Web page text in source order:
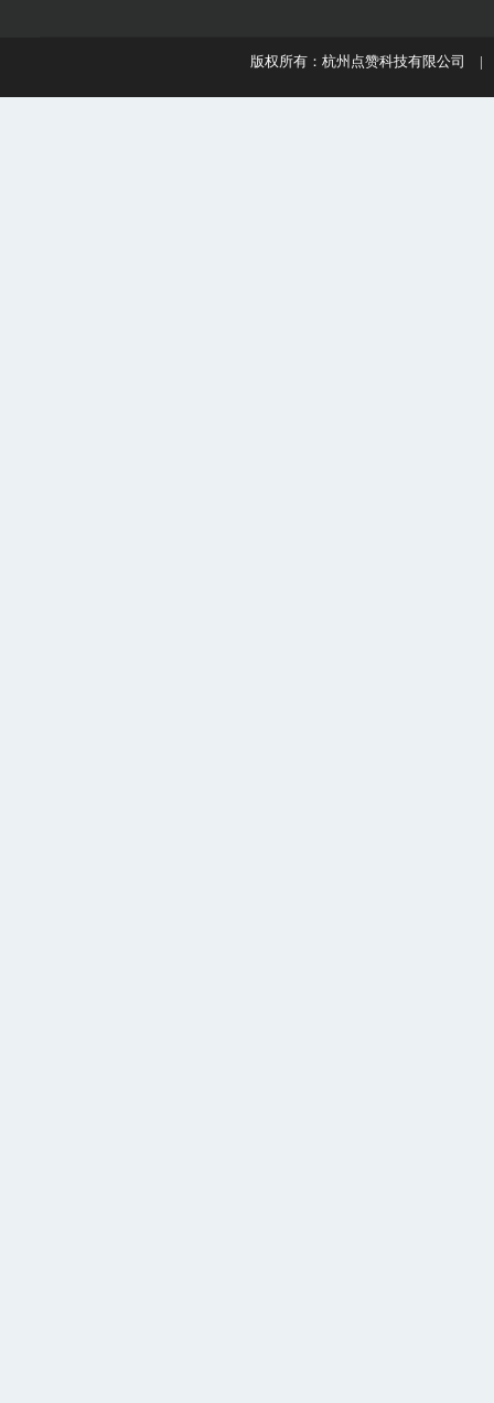
版权所有：杭州点赞科技有限公司